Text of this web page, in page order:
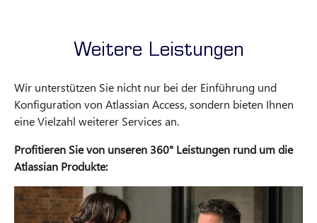
Weitere Leistungen
Wir unterstützen Sie nicht nur bei der Einführung und
Konfiguration von Atlassian Access, sondern bieten Ihnen
eine Vielzahl weiterer Services an.
Profitieren Sie von unseren 360° Leistungen rund um die
Atlassian Produkte: